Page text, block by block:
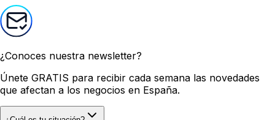
¿Conoces nuestra newsletter?
Únete GRATIS para recibir cada semana las novedades
que afectan a los negocios en España.